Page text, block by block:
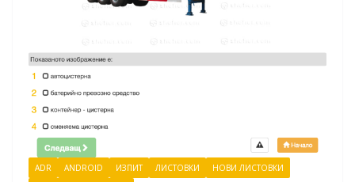
ADR ANDROID ИЗПИТ ЛИСТОВКИ
НОВИ ЛИСТОВКИ